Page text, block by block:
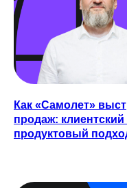
Как «Самолет»
продаж: клиентский
продуктовый